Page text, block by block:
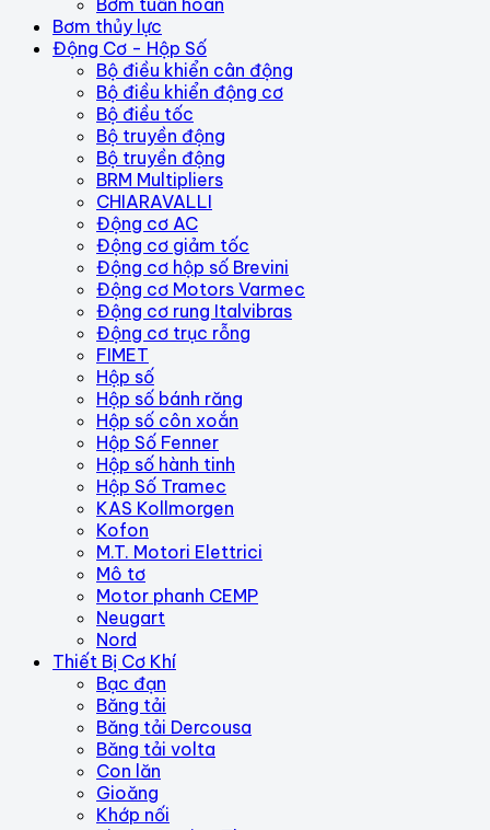
Bơm thủy lực
Động Cơ - Hộp Số
Bộ điều khiển cân động
Bộ điều khiển động cơ
Bộ điều tốc
Bộ truyền động
Bộ truyền động
BRM Multipliers
CHIARAVALLI
Động cơ AC
Động cơ giảm tốc
Động cơ hộp số Brevini
Động cơ Motors Varmec
Động cơ rung Italvibras
Động cơ trục rỗng
FIMET
Hộp số
Hộp số bánh răng
Hộp số côn xoắn
Hộp Số Fenner
Hộp số hành tinh
Hộp Số Tramec
KAS Kollmorgen
Kofon
M.T. Motori Elettrici
Mô tơ
Motor phanh CEMP
Neugart
Nord
Thiết Bị Cơ Khí
Bạc đạn
Băng tải
Băng tải Dercousa
Băng tải volta
Con lăn
Gioăng
Khớp nối